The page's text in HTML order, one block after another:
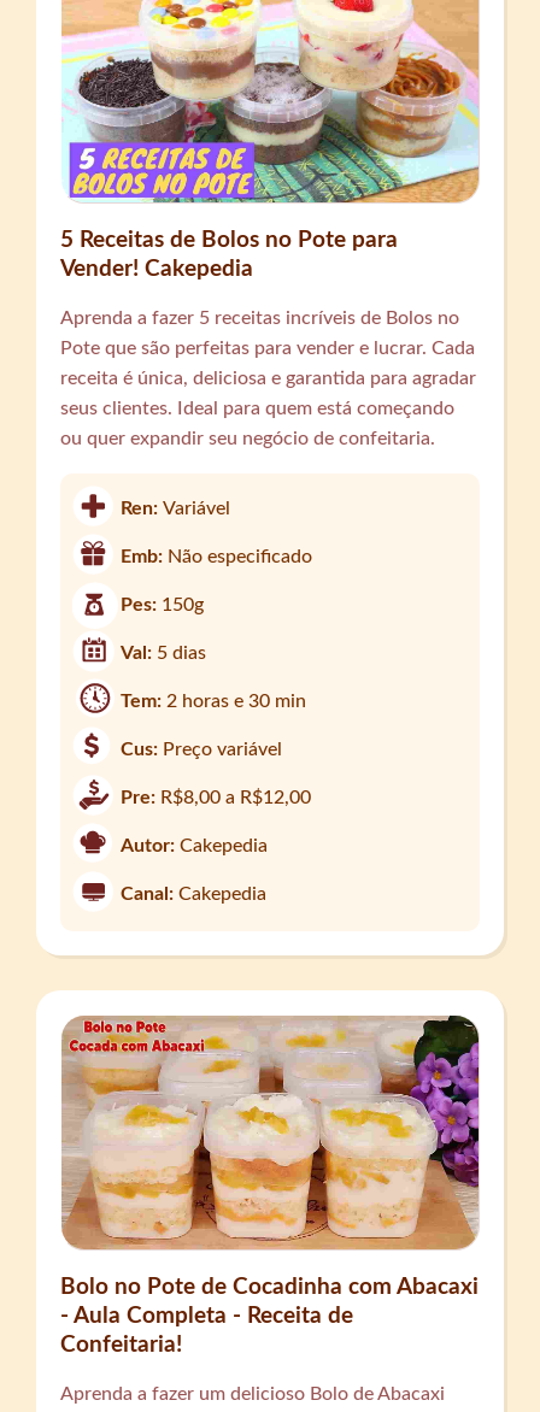
5 Receitas de Bolos no Pote para
Vender! Cakepedia
Aprenda a fazer 5 receitas incríveis de Bolos no
Pote que são perfeitas para vender e lucrar. Cada
receita é única, deliciosa e garantida para agradar
seus clientes. Ideal para quem está começando
ou quer expandir seu negócio de confeitaria.
Ren:Variável
Emb: Não especificado
Pes: 150g
Val: 5 dias
Tem: 2 horas e 30 min
Cus: Preço variável
Pre: R$8,00 a R$12,00
Autor: Cakepedia
Canal: Cakepedia
Bolo no Pote de Cocadinha com Abacaxi
- Aula Completa - Receita de
Confeitaria!
Aprenda a fazer um delicioso Bolo de Abacaxi